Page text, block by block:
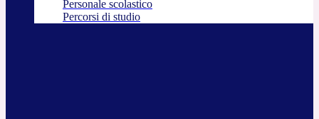
Personale scolastico
Percorsi di studio